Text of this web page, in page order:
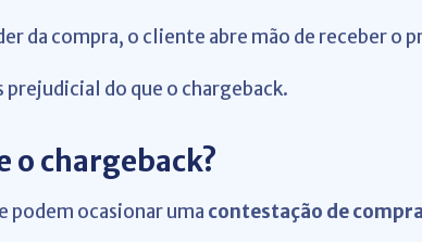
da compra, o cliente abre mão de receber o
prejudicial do que o chargeback.
o chargeback?
podem ocasionar uma contestação de compra